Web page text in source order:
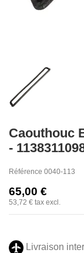
Caouthouc
-
Référence 0040-113
65,00 €
53,72 € tax excl.
Livraison